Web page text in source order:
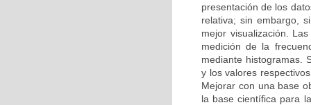
presentación de los
relativa; sin embargo,
mejor visualización.
medición de la
mediante histogramas.
y los valores
Mejorar con una base
la base científica para